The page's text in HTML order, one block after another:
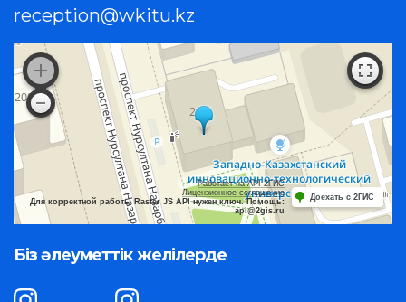
reception@wkitu.kz
Работает на API 2ГИС
Лицензионное соглашение
Для корректной работы Raster JS API нужен ключ. Помощь:
api@2gis.ru
Доехать с 2ГИС
Біз әлеуметтік желілерде